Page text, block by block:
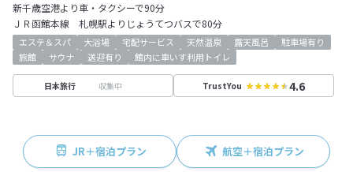
新千歳空港より車・タクシーで90分
ＪＲ函館本線 札幌駅よりじょうてつバスで80分
エステ＆スパ 大浴場 宅配サービス 天然温泉 露天風呂
駐車場有り
旅館
サウナ 送迎有り 館内に車いす利用トイレ
日本旅行 収集中 TrustYou 4.6
JR＋宿泊プラン 航空＋宿泊プラン